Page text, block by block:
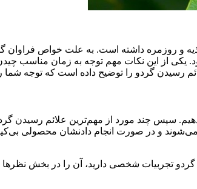
و روزمره داشته است. به علت خواص فراوان
یکی از این نکات مهم توجه به زمان مناسب
رسیدن گردو را توضیح داده است که توجه
سپس چند مورد از مهم‌ترین علائم رسیدن گردو
و در صورت انجام دادنشان محصولی
تجربیات شخصی دارید، آن را در بخش نظرها و